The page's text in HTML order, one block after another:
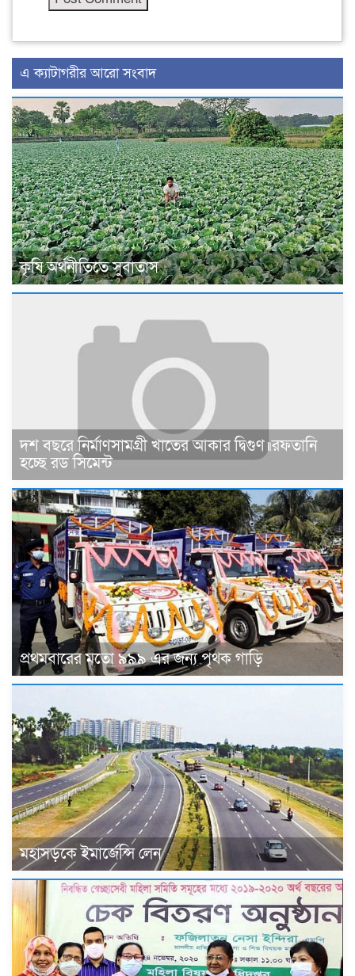
এ ক্যাটাগরীর আরো সংবাদ
কৃষি অর্থনীতিতে সুবাতাস
দশ বছরে নির্মাণসামগ্রী খাতের আকার দ্বিগুণ॥রফতানি
হচ্ছে রড সিমেন্ট
প্রথমবারের মতো ৯৯৯ এর জন্য পৃথক গাড়ি
মহাসড়কে ইমার্জেন্সি লেন